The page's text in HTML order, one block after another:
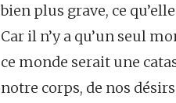
bien plus grave, ce
Car il n’y a qu’un seul
ce monde serait une
notre corps, de nos